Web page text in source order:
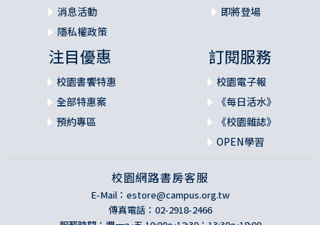
消息活動
隱私權政策
即將登場
注目優惠
校園書饗特惠
全部特惠案
預約專區
訂閱服務
校園電子報
《每日活水》
《校園雜誌》
OPEN學習
校園網路書房客服
E-Mail： estore@campus.org.tw
傳真電話：02-2918-2466